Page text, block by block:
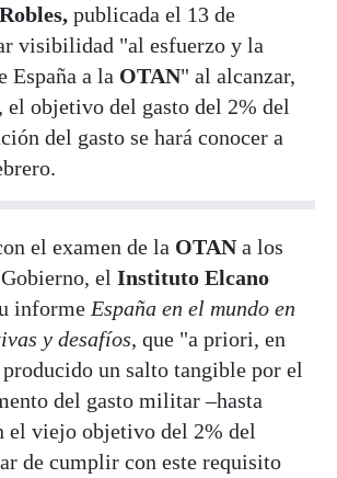
publicada el 13 de
visibilidad "al esfuerzo y la
España a la OTAN" al alcanzar,
el objetivo del gasto del 2% del
del gasto se hará conocer a
el examen de la OTANa los
el Instituto Elcano
informe España en el mundo en
y desafíos, que "a priori, en
producido un salto tangible por el
del gasto militar –hasta
viejo objetivo del 2% del
de cumplir con este requisito